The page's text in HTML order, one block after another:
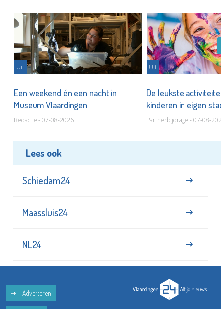
Uit
Een weekend én een nacht in
Museum Vlaardingen
Redactie - 07-08-2026
Uit
De leukste
kinderen in eigen
Partnerbijdrage - 07-08-
Lees ook
Schiedam24
Maassluis24
NL24
Adverteren